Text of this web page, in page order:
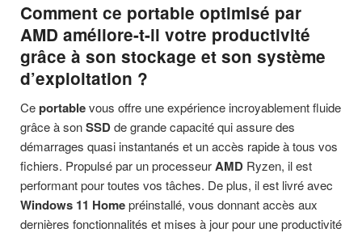
Comment ce portable optimisé par
AMD améliore-t-il votre productivité
grâce à son stockage et son système
d’exploitation ?
Ceportablevous offre une expérience incroyablement fluide
grâce à sonSSDde grande capacité qui assure des
démarrages quasi instantanés et un accès rapide à tous vos
fichiers. Propulsé par un processeurAMD Ryzen, il est
performant pour toutes vos tâches. De plus, il est livré avec
Windows 11 Homepréinstallé, vous donnant accès aux
dernières fonctionnalités et mises à jour pour une productivité